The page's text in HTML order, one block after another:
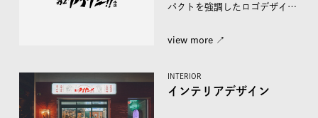
パクトを強調したロゴデザイ
さ...
view more ↗︎
INTERIOR
インテリアデザイン